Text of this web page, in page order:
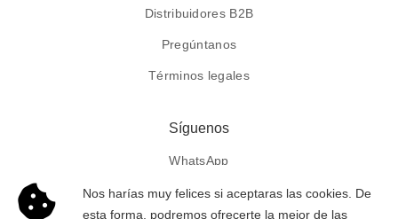
Distribuidores B2B
Pregúntanos
Términos legales
Síguenos
WhatsApp
Facebook
Nos harías muy felices si aceptaras las cookies. De
esta forma, podremos ofrecerte la mejor de las